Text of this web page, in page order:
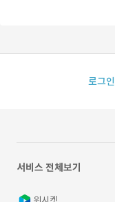
로그인
서비스 전체보기